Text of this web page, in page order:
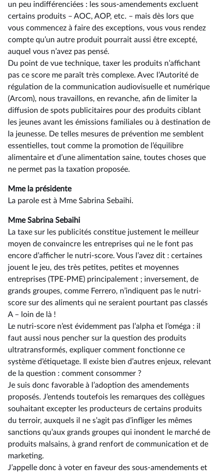
un peu indifférenciées : les sous-amendements excluent
certains produits –⁠ AOC, AOP, etc. – mais dès lors que
vous commencez à faire des exceptions, vous vous rendez
compte qu’un autre produit pourrait aussi être excepté,
auquel vous n’avez pas pensé.
Du point de vue technique, taxer les produits n’affichant
pas ce score me paraît très complexe. Avec l’Autorité de
régulation de la communication audiovisuelle et numérique
(Arcom), nous travaillons, en revanche, afin de limiter la
diffusion de spots publicitaires pour des produits ciblant
les jeunes avant les émissions familiales ou à destination de
la jeunesse. De telles mesures de prévention me semblent
essentielles, tout comme la promotion de l’équilibre
alimentaire et d’une alimentation saine, toutes choses que
ne permet pas la taxation proposée.
Mme la présidente
La parole est à Mme Sabrina Sebaihi.
Mme Sabrina Sebaihi
La taxe sur les publicités constitue justement le meilleur
moyen de convaincre les entreprises qui ne le font pas
encore d’afficher le nutri-score. Vous l’avez dit : certaines
jouent le jeu, des très petites, petites et moyennes
entreprises (TPE-PME) principalement ; inversement, de
grands groupes, comme Ferrero, n’indiquent pas le nutri-
score sur des aliments qui ne seraient pourtant pas classés
A –⁠ loin de là !
Le nutri-score n’est évidemment pas l’alpha et l’oméga : il
faut aussi nous pencher sur la question des produits
ultratransformés, expliquer comment fonctionne ce
système d’étiquetage. Il existe bien d’autres enjeux, relevant
de la question : comment consommer ?
Je suis donc favorable à l’adoption des amendements
proposés. J’entends toutefois les remarques des collègues
souhaitant excepter les producteurs de certains produits
du terroir, auxquels il ne s’agit pas d’infliger les mêmes
sanctions qu’aux grands groupes qui inondent le marché de
produits malsains, à grand renfort de communication et de
marketing.
J’appelle donc à voter en faveur des sous-amendements et